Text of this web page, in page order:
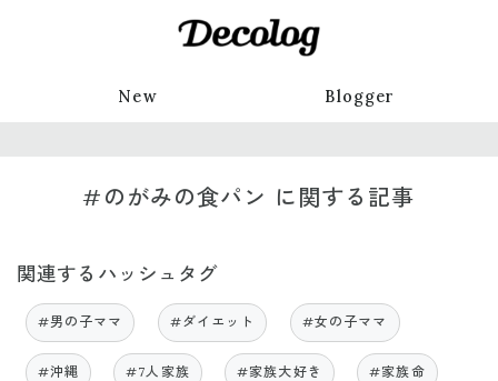
New Blogger
#のがみの食パン に関する記事
関連するハッシュタグ
#男の子ママ #ダイエット #女の子ママ
#沖縄 #7人家族 #家族大好き #家族命